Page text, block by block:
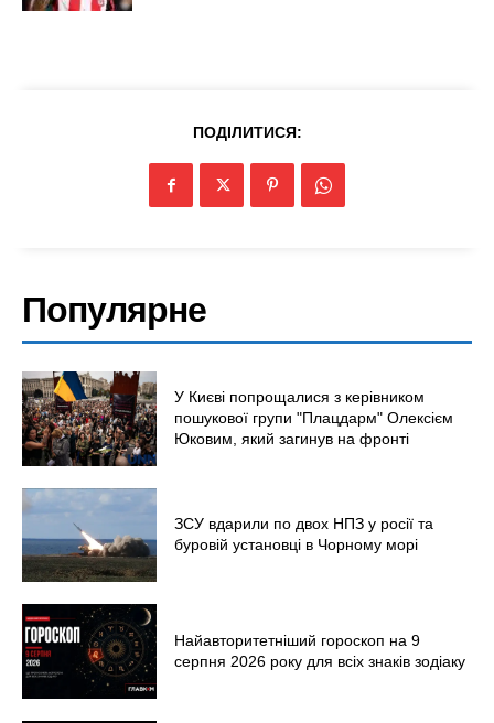
Меню
Київ
Україна
ПОДІЛИТИСЯ:
Популярне
У Києві попрощалися з керівником
пошукової групи "Плацдарм" Олексієм
Юковим, який загинув на фронті
ЗСУ вдарили по двох НПЗ у росії та
буровій установці в Чорному морі
Найавторитетніший гороскоп на 9
серпня 2026 року для всіх знаків зодіаку